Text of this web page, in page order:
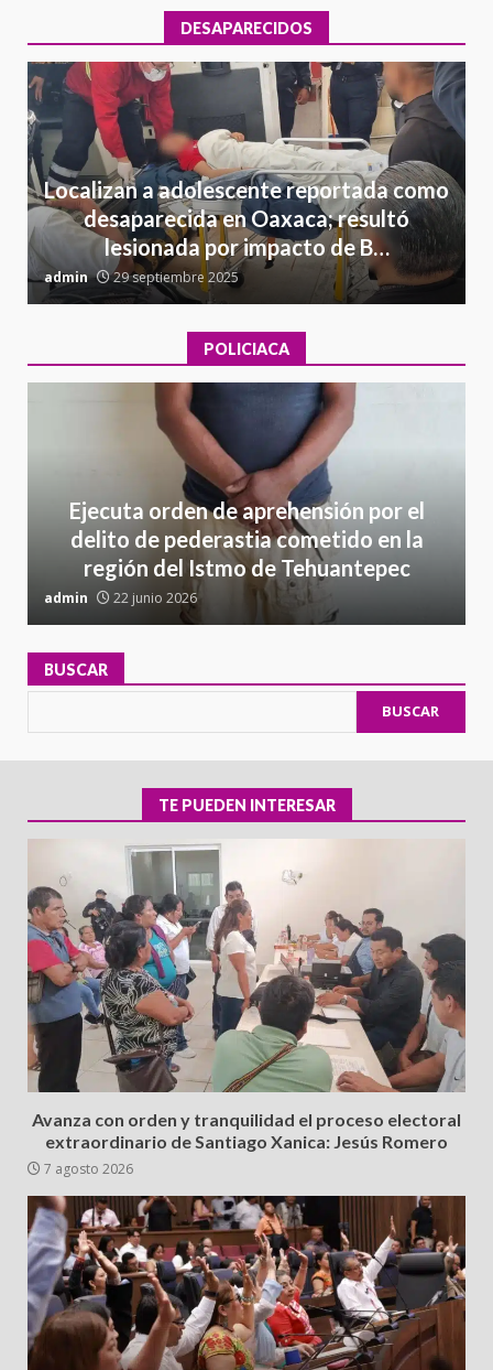
DESAPARECIDOS
Localizan a adolescente reportada como
desaparecida en Oaxaca; resultó
lesionada por impacto de B…
admin 29 septiembre 2025
POLICIACA
Ejecuta orden de aprehensión por el
delito de pederastia cometido en la
región del Istmo de Tehuantepec
admin 22 junio 2026
BUSCAR
BUSCAR
TE PUEDEN INTERESAR
Avanza con orden y tranquilidad el proceso electoral
extraordinario de Santiago Xanica: Jesús Romero
7 agosto 2026